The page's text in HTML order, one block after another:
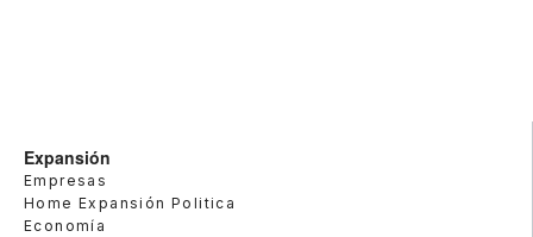
Expansión
Empresas
Home Expansión Politica
Economía